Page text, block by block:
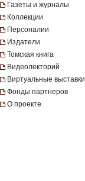
Газеты и журналы
Коллекции
Персоналии
Издатели
Томская книга
Видеолекторий
Виртуальные выставки
Фонды партнеров
О проекте